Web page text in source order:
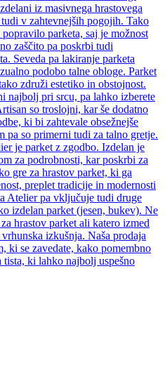
iz masivnega hrastovega
v zahtevnejših pogojih. Tako
parketa, saj je možnost
zaščito pa poskrbi tudi
Seveda pa lakiranje parketa
podobo talne obloge. Parket
združi estetiko in obstojnost.
najbolj pri srcu, pa lahko izberete
so troslojni, kar še dodatno
ki bi zahtevale obsežnejše
pa so primerni tudi za talno gretje.
je parket z zgodbo. Izdelan je
za podrobnosti, kar poskrbi za
gre za hrastov parket, ki ga
preplet tradicije in modernosti
Atelier pa vključuje tudi druge
izdelan parket (jesen, bukev). Ne
hrastov parket ali katero izmed
izkušnja. Naša prodaja
ki se zavedate, kako pomembno
ki lahko najbolj uspešno